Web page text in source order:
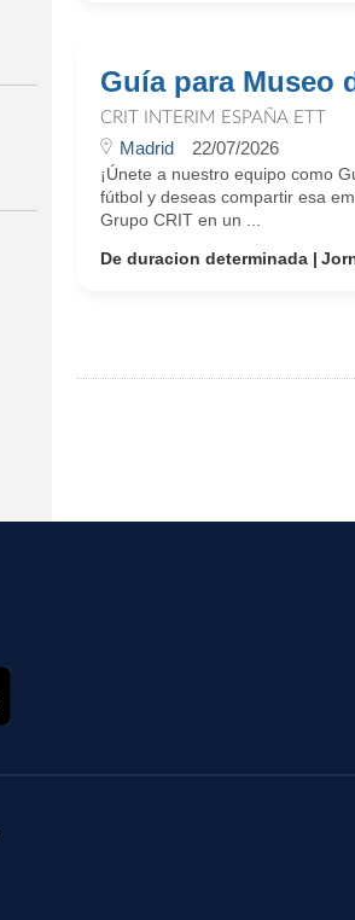
Guía para Museo
CRIT INTERIM ESPAÑA ETT
Madrid 22/07/2026
¡Únete a nuestro equipo como
fútbol y deseas compartir esa
Grupo CRIT en un ...
De duracion determinada